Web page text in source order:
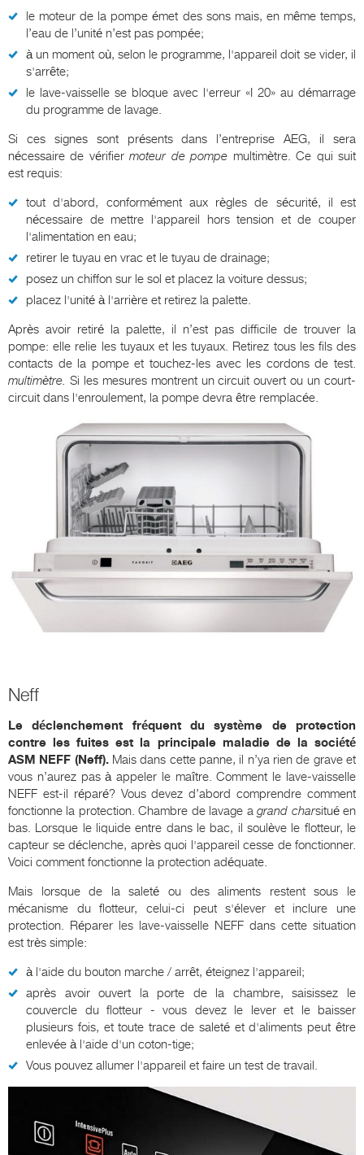
le moteur de la pompe émet des sons mais, en même temps,
l’eau de l’unité n’est pas pompée;
à un moment où, selon le programme, l'appareil doit se vider, il
s'arrête;
le lave-vaisselle se bloque avec l'erreur «I 20» au démarrage
du programme de lavage.
Si ces signes sont présents dans l’entreprise AEG, il sera
nécessaire de vérifiermoteur de pompe multimètre. Ce qui suit
est requis:
tout d'abord, conformément aux règles de sécurité, il est
nécessaire de mettre l'appareil hors tension et de couper
l'alimentation en eau;
retirer le tuyau en vrac et le tuyau de drainage;
posez un chiffon sur le sol et placez la voiture dessus;
placez l'unité à l'arrière et retirez la palette.
Après avoir retiré la palette, il n’est pas difficile de trouver la
pompe: elle relie les tuyaux et les tuyaux. Retirez tous les fils des
contacts de la pompe et touchez-les avec les cordons de test.
multimètre. Si les mesures montrent un circuit ouvert ou un court-
circuit dans l'enroulement, la pompe devra être remplacée.
Neff
Le déclenchement fréquent du système de protection
contre les fuites est la principale maladie de la société
ASM NEFF (Neff).Mais dans cette panne, il n’ya rien de grave et
vous n’aurez pas à appeler le maître. Comment le lave-vaisselle
NEFF est-il réparé? Vous devez d’abord comprendre comment
fonctionne la protection. Chambre de lavage agrand charsitué en
bas. Lorsque le liquide entre dans le bac, il soulève le flotteur, le
capteur se déclenche, après quoi l'appareil cesse de fonctionner.
Voici comment fonctionne la protection adéquate.
Mais lorsque de la saleté ou des aliments restent sous le
mécanisme du flotteur, celui-ci peut s'élever et inclure une
protection. Réparer les lave-vaisselle NEFF dans cette situation
est très simple:
à l'aide du bouton marche / arrêt, éteignez l'appareil;
après avoir ouvert la porte de la chambre, saisissez le
couvercle du flotteur - vous devez le lever et le baisser
plusieurs fois, et toute trace de saleté et d'aliments peut être
enlevée à l'aide d'un coton-tige;
Vous pouvez allumer l'appareil et faire un test de travail.